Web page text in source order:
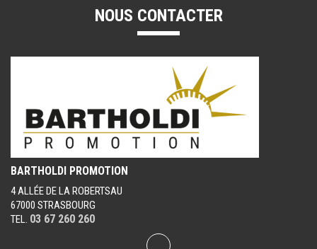
NOUS CONTACTER
BARTHOLDI PROMOTION
4 ALLÉE DE LA ROBERTSAU
67000 STRASBOURG
TEL. 03 67 260 260